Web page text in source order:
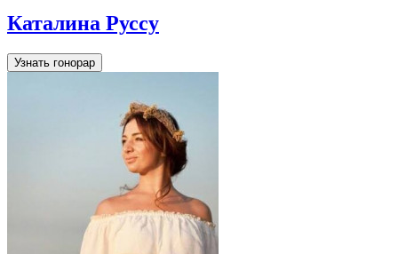
Каталина Руссу
Узнать гонорар